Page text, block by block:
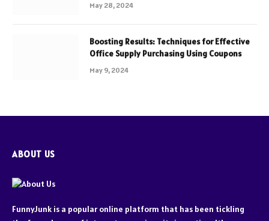
May 28, 2024
Boosting Results: Techniques for Effective
Office Supply Purchasing Using Coupons
May 9, 2024
ABOUT US
FunnyJunk is a popular online platform that has been tickling